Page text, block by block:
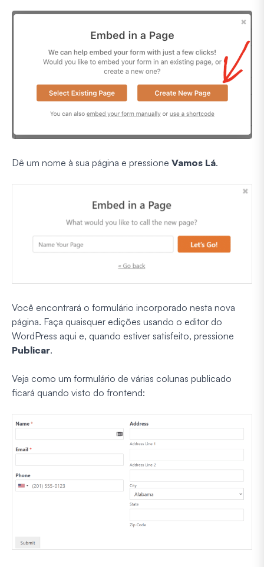
Dê um nome à sua página e pressione Vamos Lá.
Você encontrará o formulário incorporado nesta nova
página. Faça quaisquer edições usando o editor do
WordPress aqui e, quando estiver satisfeito, pressione
Publicar.
Veja como um formulário de várias colunas publicado
ficará quando visto do frontend: